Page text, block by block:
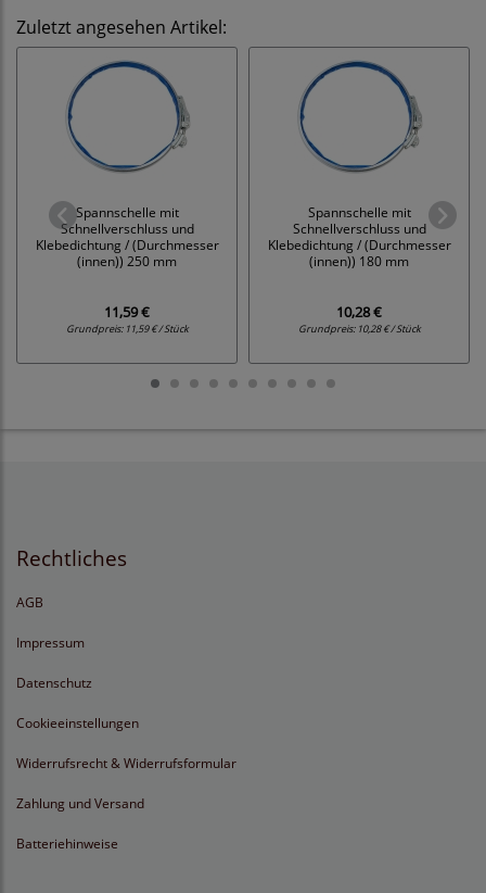
Zuletzt angesehen Artikel:
Spannschelle mit
Schnellverschluss und
Klebedichtung / (Durchmesser
(innen)) 250 mm
11,59 €
Grundpreis: 11,59 € / Stück
Spannschelle mit
Schnellverschluss und
Klebedichtung / (Durchmesser
(innen)) 180 mm
10,28 €
Grundpreis: 10,28 € / Stück
Rechtliches
AGB
Impressum
Datenschutz
Cookieeinstellungen
Widerrufsrecht & Widerrufsformular
Zahlung und Versand
Batteriehinweise